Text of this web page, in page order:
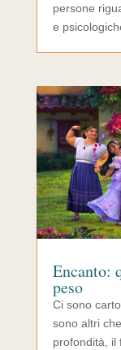
persone
e
Encanto:
peso
Ci sono
sono altri
profondità, il